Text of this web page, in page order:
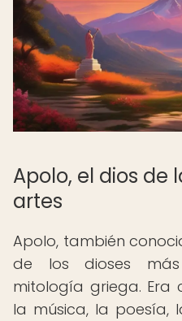
Apolo, el dios de
artes
Apolo, también
de los dioses
mitología griega. Era
la música, la poesía,